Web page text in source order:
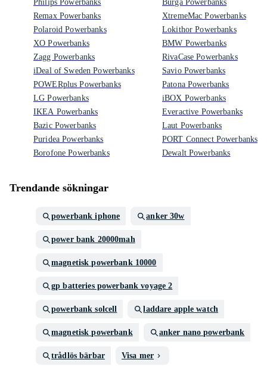
Philips Powerbanks
Remax Powerbanks
Polaroid Powerbanks
XO Powerbanks
Zagg Powerbanks
iDeal of Sweden Powerbanks
POWERplus Powerbanks
LG Powerbanks
IKEA Powerbanks
Bazic Powerbanks
Puridea Powerbanks
Borofone Powerbanks
Burga Powerbanks
XtremeMac Powerbanks
Lokithor Powerbanks
BMW Powerbanks
RivaCase Powerbanks
Savio Powerbanks
Patona Powerbanks
iBOX Powerbanks
Everactive Powerbanks
Laut Powerbanks
PORT Connect Powerbanks
Dewalt Powerbanks
Trendande sökningar
powerbank iphone anker 30w
power bank 20000mah
magnetisk powerbank 10000
gp batteries powerbank voyage 2
powerbank solcell laddare apple watch
magnetisk powerbank anker nano powerbank
trådlös bärbar Visa mer